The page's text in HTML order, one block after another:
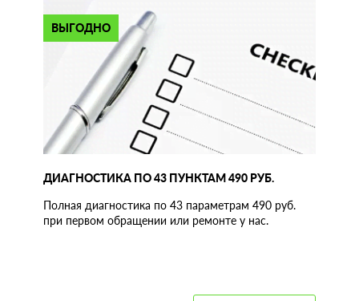
ВЫГОДНО
ДИАГНОСТИКА ПО 43 ПУНКТАМ 490 РУБ.
Полная диагностика по 43 параметрам 490 руб.
при первом обращении или ремонте у нас.